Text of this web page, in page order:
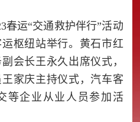
春运“交通救护伴行”活动
枢纽站举行。黄石市红
会长王永久出席仪式，
家庆主持仪式，汽车客
等企业从业人员参加活